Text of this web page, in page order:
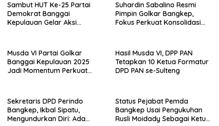
Sambut HUT Ke-25 Partai
Demokrat Banggai
Kepulauan Gelar Aksi
Suhardin Sabalino Resmi
Pimpin Golkar Bangkep,
Fokus Perkuat Konsolidasi
Musda VI Partai Golkar
Banggai Kepulauan 2025
Jadi Momentum Perkuat
Hasil Musda VI, DPP PAN
Tetapkan 10 Ketua Formatur
DPD PAN se-Sulteng
Sekretaris DPD Perindo
Bangkep, Ikbal Sipatu,
Mengundurkan Diri: Ada
Status Pejabat Pemda
Bangkep Usai Pengukuhan
Rusli Moidady Sebagai Ketua